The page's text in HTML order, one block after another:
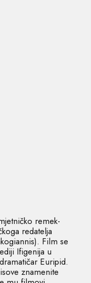
remek-
redatelja
Film se
Ifigenija u
Euripid.
znamenite